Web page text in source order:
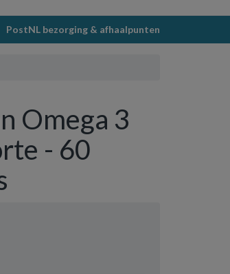
is leeg.
met producten.
PostNL bezorging & afhaalpunten
Omega 3
- 60